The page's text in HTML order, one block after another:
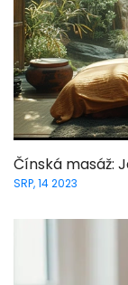
Čínská masáž:
SRP, 14 2023